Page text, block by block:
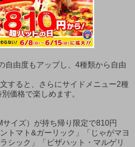
自由度もアップし、4種類から自由
すると、さらにサイドメニュー2種
価格で楽しめます。
サイズ）が持ち帰り限定で810円
トマト&ガーリック」「じゃがマヨ
シック」「ピザハット・マルゲリ